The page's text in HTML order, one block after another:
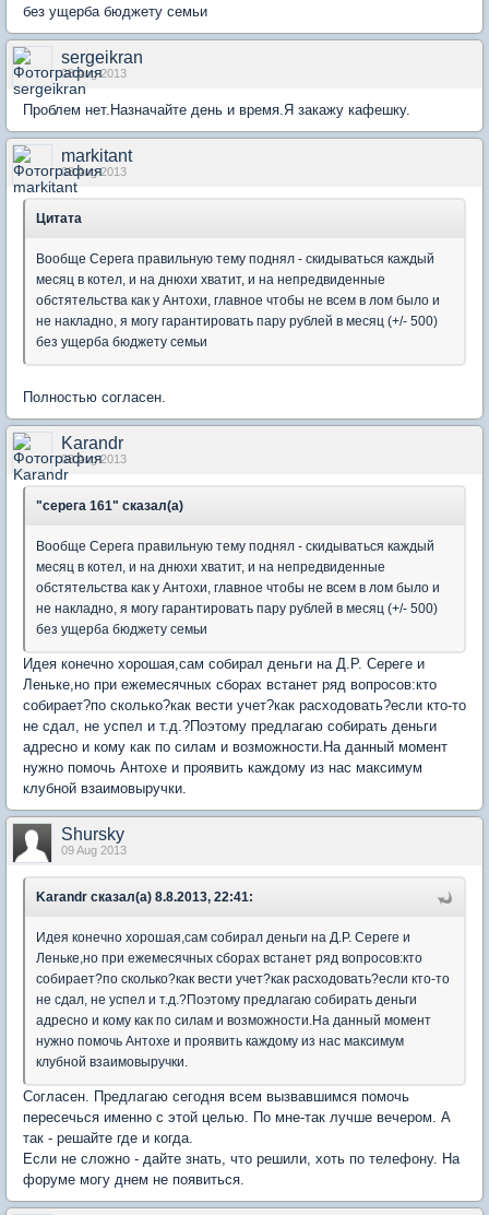
без ущерба бюджету семьи
sergeikran
08 Aug 2013
Проблем нет.Назначайте день и время.Я закажу кафешку.
markitant
08 Aug 2013
Цитата
Вообще Серега правильную тему поднял - скидываться каждый
месяц в котел, и на днюхи хватит, и на непредвиденные
обстятельства как у Антохи, главное чтобы не всем в лом было и
не накладно, я могу гарантировать пару рублей в месяц (+/- 500)
без ущерба бюджету семьи
Полностью согласен.
Karandr
08 Aug 2013
"серега 161" сказал(а)
Вообще Серега правильную тему поднял - скидываться каждый
месяц в котел, и на днюхи хватит, и на непредвиденные
обстятельства как у Антохи, главное чтобы не всем в лом было и
не накладно, я могу гарантировать пару рублей в месяц (+/- 500)
без ущерба бюджету семьи
Идея конечно хорошая,сам собирал деньги на Д.Р. Сереге и
Леньке,но при ежемесячных сборах встанет ряд вопросов:кто
собирает?по сколько?как вести учет?как расходовать?если кто-то
не сдал, не успел и т.д.?Поэтому предлагаю собирать деньги
адресно и кому как по силам и возможности.На данный момент
нужно помочь Антохе и проявить каждому из нас максимум
клубной взаимовыручки.
Shursky
09 Aug 2013
Karandr сказал(а) 8.8.2013, 22:41:
Идея конечно хорошая,сам собирал деньги на Д.Р. Сереге и
Леньке,но при ежемесячных сборах встанет ряд вопросов:кто
собирает?по сколько?как вести учет?как расходовать?если кто-то
не сдал, не успел и т.д.?Поэтому предлагаю собирать деньги
адресно и кому как по силам и возможности.На данный момент
нужно помочь Антохе и проявить каждому из нас максимум
клубной взаимовыручки.
Согласен. Предлагаю сегодня всем вызвавшимся помочь
пересечься именно с этой целью. По мне-так лучше вечером. А
так - решайте где и когда.
Если не сложно - дайте знать, что решили, хоть по телефону. На
форуме могу днем не появиться.